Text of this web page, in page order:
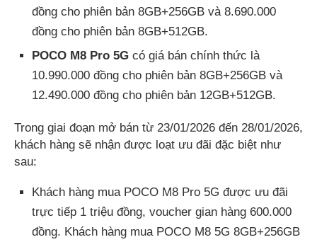
đồng cho phiên bản 8GB+256GB và 8.690.000
đồng cho phiên bản 8GB+512GB.
POCO M8 Pro 5G có giá bán chính thức là
10.990.000 đồng cho phiên bản 8GB+256GB và
12.490.000 đồng cho phiên bản 12GB+512GB.
Trong giai đoạn mở bán từ 23/01/2026 đến 28/01/2026,
khách hàng sẽ nhận được loạt ưu đãi đặc biệt như
sau:
Khách hàng mua POCO M8 Pro 5G được ưu đãi
trực tiếp 1 triệu đồng, voucher gian hàng 600.000
đồng. Khách hàng mua POCO M8 5G 8GB+256GB